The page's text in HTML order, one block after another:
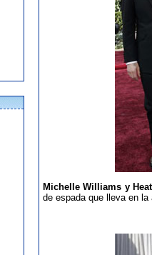
Michelle Williams y
de espada que lleva en